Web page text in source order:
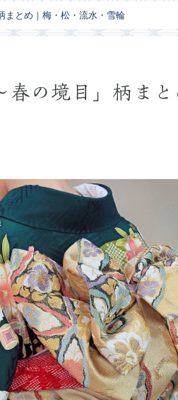
まとめ｜梅・松・流水・雪輪
春の境目」柄ま